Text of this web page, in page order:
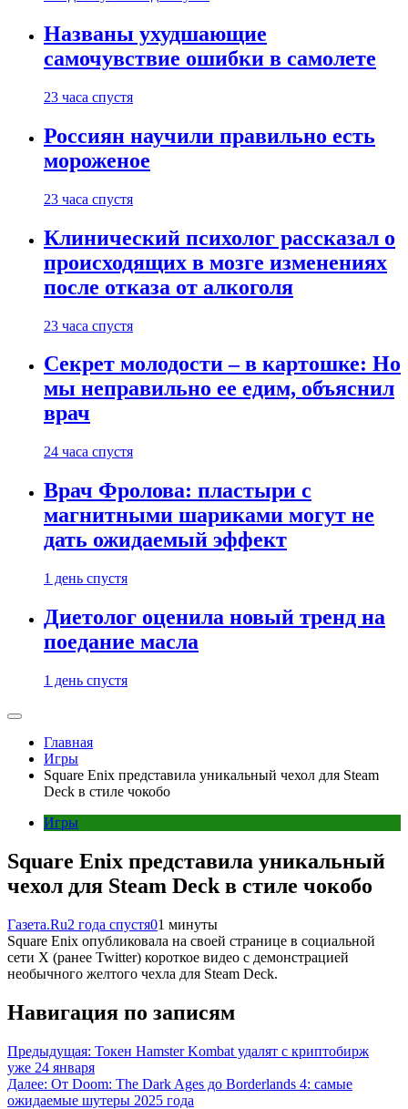
Названы ухудшающие
самочувствие ошибки в самолете
23 часа спустя
Россиян научили правильно есть
мороженое
23 часа спустя
Клинический психолог рассказал о
происходящих в мозге изменениях
после отказа от алкоголя
23 часа спустя
Секрет молодости – в картошке: Но
мы неправильно ее едим, объяснил
врач
24 часа спустя
Врач Фролова: пластыри с
магнитными шариками могут не
дать ожидаемый эффект
1 день спустя
Диетолог оценила новый тренд на
поедание масла
1 день спустя
Главная
Игры
Square Enix представила уникальный чехол для Steam
Deck в стиле чокобо
Игры
Square Enix представила уникальный
чехол для Steam Deck в стиле чокобо
Газета.Ru2 года спустя01 минуты
Square Enix опубликовала на своей странице в социальной
сети X (ранее Twitter) короткое видео с демонстрацией
необычного желтого чехла для Steam Deck.
Навигация по записям
Предыдущая: Токен Hamster Kombat удалят с криптобирж
уже 24 января
Далее: От Doom: The Dark Ages до Borderlands 4: самые
ожидаемые шутеры 2025 года